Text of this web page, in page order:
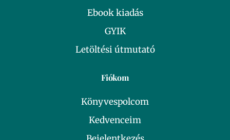
Ebook kiadás
GYIK
Letöltési útmutató
Fiókom
Könyvespolcom
Kedvenceim